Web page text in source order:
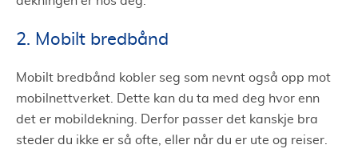
2. Mobilt bredbånd
Mobilt bredbånd kobler seg som nevnt også opp mot
mobilnettverket. Dette kan du ta med deg hvor enn
det er mobildekning. Derfor passer det kanskje bra
steder du ikke er så ofte, eller når du er ute og reiser.